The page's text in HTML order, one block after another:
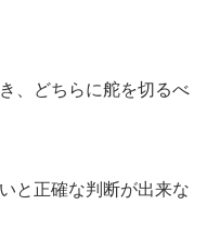
、どちらに舵を切るべ
と正確な判断が出来な